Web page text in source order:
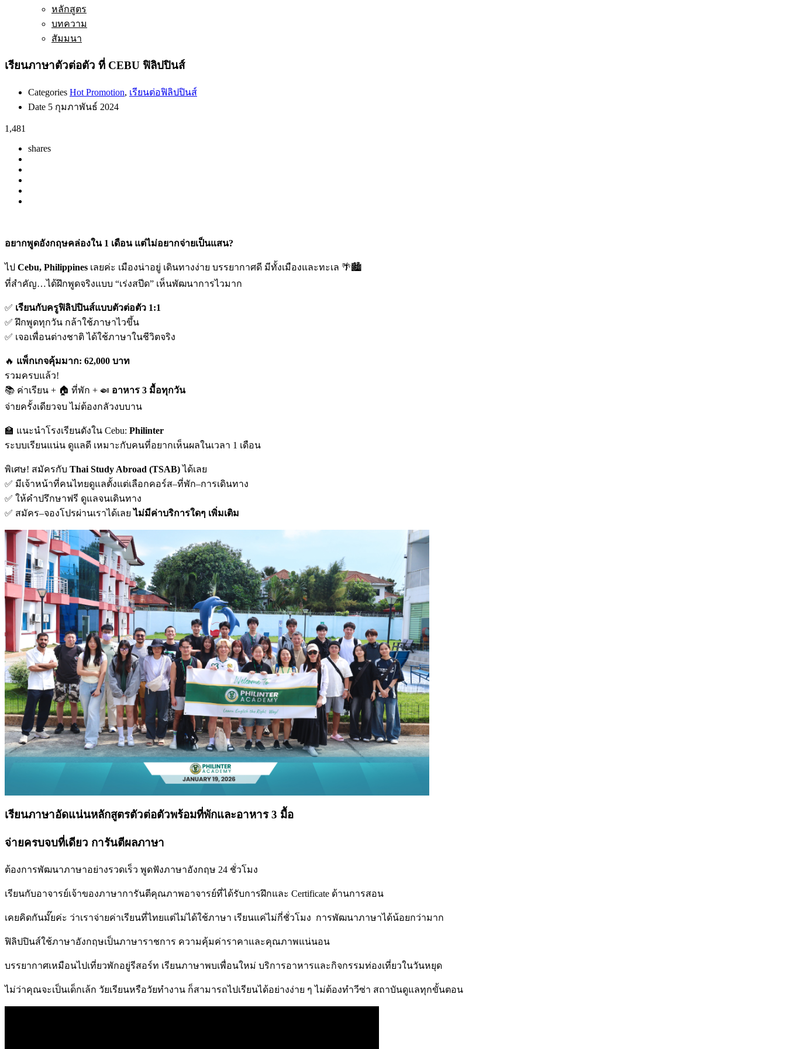
หลักสูตร
บทความ
สัมมนา
เรียนภาษาตัวต่อตัว ที่ CEBU ฟิลิปปินส์
Categories Hot Promotion, เรียนต่อฟิลิปปินส์
Date 5 กุมภาพันธ์ 2024
1,481
shares
อยากพูดอังกฤษคล่องใน 1 เดือน แต่ไม่อยากจ่ายเป็นแสน?
ไป Cebu, Philippines เลยค่ะ เมืองน่าอยู่ เดินทางง่าย บรรยากาศดี มีทั้งเมืองและทะเล 🌴🏙️
ที่สำคัญ…ได้ฝึกพูดจริงแบบ “เร่งสปีด” เห็นพัฒนาการไวมาก
✅ เรียนกับครูฟิลิปปินส์แบบตัวต่อตัว 1:1
✅ ฝึกพูดทุกวัน กล้าใช้ภาษาไวขึ้น
✅ เจอเพื่อนต่างชาติ ได้ใช้ภาษาในชีวิตจริง
🔥 แพ็กเกจคุ้มมาก: 62,000 บาท
รวมครบแล้ว!
📚 ค่าเรียน + 🏠 ที่พัก + 🍛 อาหาร 3 มื้อทุกวัน
จ่ายครั้งเดียวจบ ไม่ต้องกลัวงบบาน
🏫 แนะนำโรงเรียนดังใน Cebu: Philinter
ระบบเรียนแน่น ดูแลดี เหมาะกับคนที่อยากเห็นผลในเวลา 1 เดือน
พิเศษ! สมัครกับ Thai Study Abroad (TSAB)ได้เลย
✅ มีเจ้าหน้าที่คนไทยดูแลตั้งแต่เลือกคอร์ส–ที่พัก–การเดินทาง
✅ ให้คำปรึกษาฟรี ดูแลจนเดินทาง
✅ สมัคร–จองโปรผ่านเราได้เลยไม่มีค่าบริการใดๆ เพิ่มเติม
เรียนภาษาอัดแน่นหลักสูตรตัวต่อตัวพร้อมที่พักและอาหาร 3 มื้อ
จ่ายครบจบที่เดียว การันตีผลภาษา
ต้องการพัฒนาภาษาอย่างรวดเร็ว พูดฟังภาษาอังกฤษ 24 ชั่วโมง
เรียนกับอาจารย์เจ้าของภาษาการันตีคุณภาพอาจารย์ที่ได้รับการฝึกและ Certificate ด้านการสอน
เคยคิดกันมั๊ยค่ะ ว่าเราจ่ายค่าเรียนที่ไทยแต่ไม่ได้ใช้ภาษา เรียนแค่ไม่กี่ชั่วโมง การพัฒนาภาษาได้น้อยกว่ามาก
ฟิลิปปินส์ใช้ภาษาอังกฤษเป็นภาษาราชการ ความคุ้มค่าราคาและคุณภาพแน่นอน
บรรยากาศเหมือนไปเที่ยวพักอยู่รีสอร์ท เรียนภาษาพบเพื่อนใหม่ บริการอาหารและกิจกรรมท่องเที่ยวในวันหยุด
ไม่ว่าคุณจะเป็นเด็กเล้ก วัยเรียนหรือวัยทำงาน ก็สามารถไปเรียนได้อย่างง่าย ๆ ไม่ต้องทำวีซ่า สถาบันดูแลทุกขั้นตอน